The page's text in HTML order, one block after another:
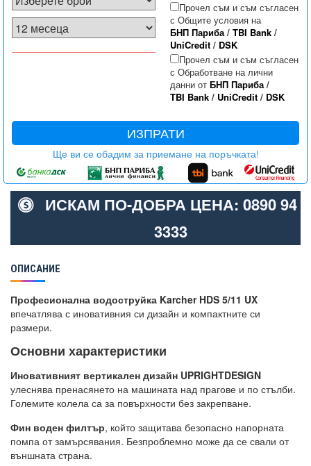
Прочел съм и съм съгласен
с Общите условия на
БНП Париба/ TBI Bank/
UniCredit/ DSK
Прочел съм и съм съгласен
с Обработване на лични
данни от БНП Париба/
TBI Bank/ UniCredit/ DSK
ИЗПРАТИ
Ще ви се обадим за приемане на поръчката!
ИСКАМ ПО-ДОБРА ЦЕНА: 0890 94
3333
ОПИСАНИЕ
Професионална водоструйка Karcher HDS 5/11 UX
впечатлява с иновативния си дизайн и компактните си
размери.
Основни характеристики
Иновативният вертикален дизайн UPRIGHTDESIGN
улеснява пренасянето на машината над прагове и по стълби.
Големите колела са за повърхности без закрепване.
Фин воден филтър, който защитава безопасно напорната
помпа от замърсявания. Безпроблемно може да се свали от
външната страна.